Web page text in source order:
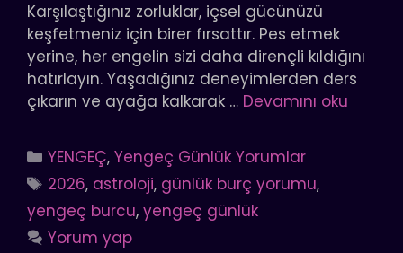
Karşılaştığınız zorluklar, içsel gücünüzü
keşfetmeniz için birer fırsattır. Pes etmek
yerine, her engelin sizi daha dirençli kıldığını
hatırlayın. Yaşadığınız deneyimlerden ders
çıkarın ve ayağa kalkarak … Devamını oku
Kategoriler
YENGEÇ,Yengeç Günlük Yorumlar
Etiketler
2026, astroloji, günlük burç yorumu,
yengeç burcu, yengeç günlük
Yorum yap